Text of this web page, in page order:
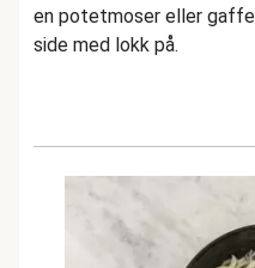
en potetmoser eller
side med lokk på.